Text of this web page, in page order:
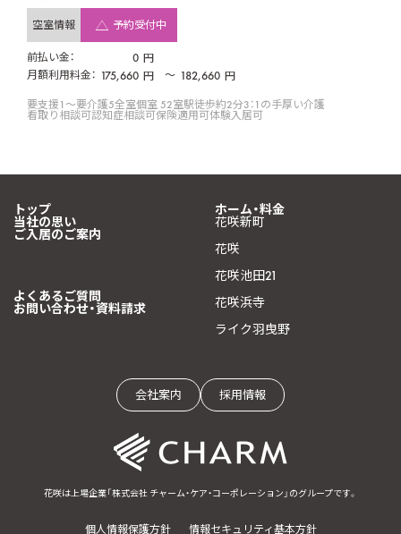
空室情報 予約受付中
前払い金： 0 円
月額利用料金： 175,660 円 〜 182,660 円
要支援1〜要介護5全室個室 52室駅徒歩約2分3：1の手厚い介護
看取り相談可認知症相談可保険適用可体験入居可
トップ
当社の思い
ご入居のご案内
ホーム・料金
花咲新町
花咲
花咲池田21
花咲浜寺
ライク羽曳野
よくあるご質問
お問い合わせ・資料請求
会社案内 採用情報
花咲は上場企業「株式会社 チャーム・ケア・コーポレーション」のグループです。
個人情報保護方針 情報セキュリティ基本方針